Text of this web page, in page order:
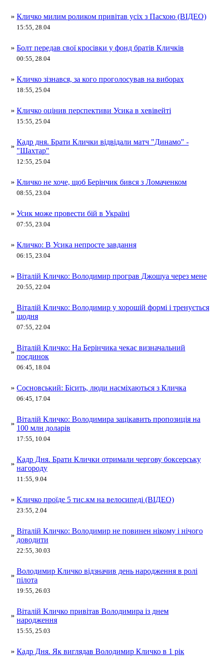
» Кличко милим роликом привітав усіх з Пасхою (ВІДЕО)
15:55, 28.04
» Болт передав свої кросівки у фонд братів Кличків
00:55, 28.04
» Кличко зізнався, за кого проголосував на виборах
18:55, 25.04
» Кличко оцінив перспективи Усика в хевівейті
15:55, 25.04
»
Кадр дня. Брати Клички відвідали матч "Динамо" -
"Шахтар"
12:55, 25.04
» Кличко не хоче, щоб Берінчик бився з Ломаченком
08:55, 23.04
» Усик може провести бій в Україні
07:55, 23.04
» Кличко: В Усика непросте завдання
06:15, 23.04
» Віталій Кличко: Володимир програв Джошуа через мене
20:55, 22.04
»
Віталій Кличко: Володимир у хорошій формі і тренується
щодня
07:55, 22.04
»
Віталій Кличко: На Берінчика чекає визначальний
поєдинок
06:45, 18.04
» Сосновський: Бісить, люди насміхаються з Кличка
06:45, 17.04
»
Віталій Кличко: Володимира зацікавить пропозиція на
100 млн доларів
17:55, 10.04
»
Кадр Дня. Брати Клички отримали чергову боксерську
нагороду
11:55, 9.04
» Кличко проїде 5 тис.км на велосипеді (ВІДЕО)
23:55, 2.04
»
Віталій Кличко: Володимир не повинен нікому і нічого
доводити
22:55, 30.03
»
Володимир Кличко відзначив день народження в ролі
пілота
19:55, 26.03
»
Віталій Кличко привітав Володимира із днем
народження
15:55, 25.03
» Кадр Дня. Як виглядав Володимир Кличко в 1 рік